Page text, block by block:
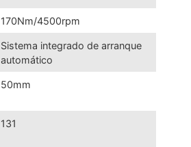
170Nm/4500rpm
Sistema integrado de arranque
automático
50mm
131